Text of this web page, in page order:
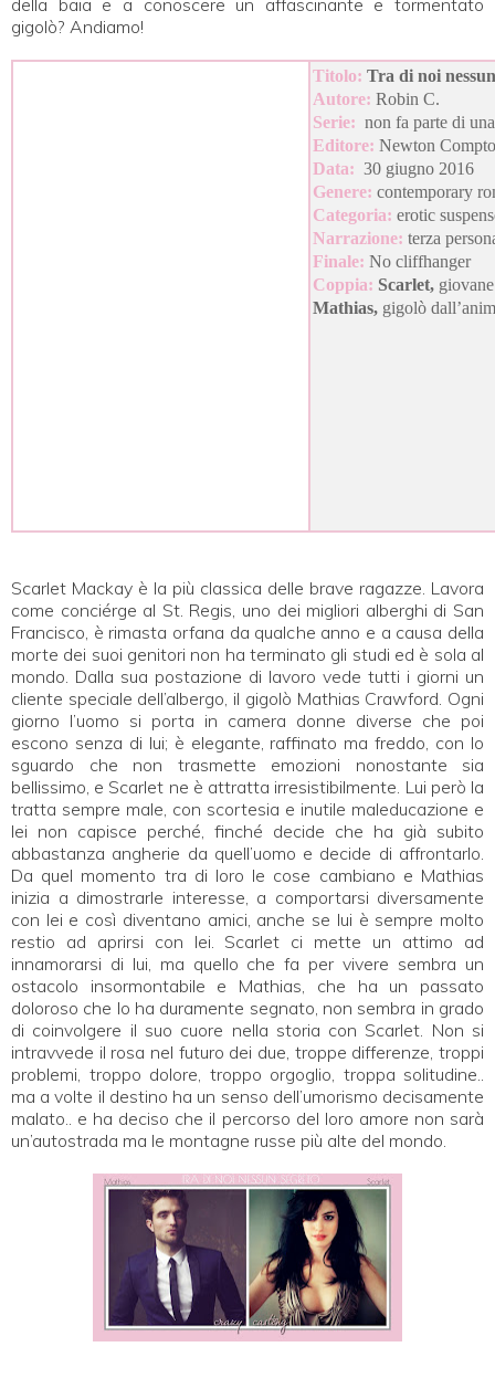
della baia e a conoscere un affascinante e tormentato
gigolò? Andiamo!
Titolo: Tra di noi
Autore: Robin C.
Serie: non fa parte di
Editore: Newton
Data: 30 giugno 2016
Genere: contemporary
Categoria: erotic
Narrazione: terza
Finale: No cliffhanger
Coppia: Scarlet,
Mathias, gigolò
Scarlet Mackay è la più classica delle brave ragazze. Lavora
come conciérge al St. Regis, uno dei migliori alberghi di San
Francisco, è rimasta orfana da qualche anno e a causa della
morte dei suoi genitori non ha terminato gli studi ed è sola al
mondo. Dalla sua postazione di lavoro vede tutti i giorni un
cliente speciale dell’albergo, il gigolò Mathias Crawford. Ogni
giorno l’uomo si porta in camera donne diverse che poi
escono senza di lui; è elegante, raffinato ma freddo, con lo
sguardo che non trasmette emozioni nonostante sia
bellissimo, e Scarlet ne è attratta irresistibilmente. Lui però la
tratta sempre male, con scortesia e inutile maleducazione e
lei non capisce perché, finché decide che ha già subito
abbastanza angherie da quell’uomo e decide di affrontarlo.
Da quel momento tra di loro le cose cambiano e Mathias
inizia a dimostrarle interesse, a comportarsi diversamente
con lei e così diventano amici, anche se lui è sempre molto
restio ad aprirsi con lei. Scarlet ci mette un attimo ad
innamorarsi di lui, ma quello che fa per vivere sembra un
ostacolo insormontabile e Mathias, che ha un passato
doloroso che lo ha duramente segnato, non sembra in grado
di coinvolgere il suo cuore nella storia con Scarlet. Non si
intravvede il rosa nel futuro dei due, troppe differenze, troppi
problemi, troppo dolore, troppo orgoglio, troppa solitudine..
ma a volte il destino ha un senso dell’umorismo decisamente
malato.. e ha deciso che il percorso del loro amore non sarà
un’autostrada ma le montagne russe più alte del mondo.